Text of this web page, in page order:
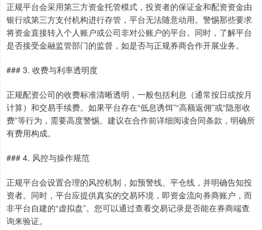
正规平台会采用第三方资金托管模式，投资者的保证金和配资资金由
银行或第三方支付机构进行存管，平台无法随意动用。警惕那些要求
将资金直接转入个人账户或公司非对公账户的平台。同时，了解平台
是否接受金融监管部门的监督，如是否与正规券商合作开展业务。
### 3. 收费与利率透明度
正规配资公司的收费标准清晰透明，一般包括利息（通常按日或按月
计算）和交易手续费。如果平台存在“低息诱饵”“高额返佣”或“隐形收
费”等行为，需要高度警惕。建议在合作前详细阅读合同条款，明确所
有费用构成。
### 4. 风控与操作规范
正规平台会设置合理的风控机制，如预警线、平仓线，并明确告知投
资者。同时，平台应提供真实的交易环境，即资金流向券商账户，而
非平台自建的“虚拟盘”。您可以通过查看交易记录是否能在券商端查
询来验证。